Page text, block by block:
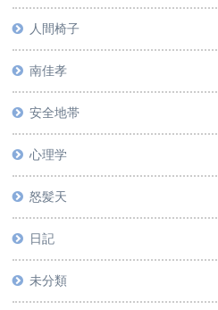
人間椅子
南佳孝
安全地帯
心理学
怒髪天
日記
未分類